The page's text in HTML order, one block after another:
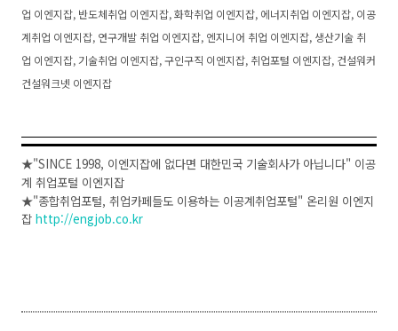
업 이엔지잡, 반도체취업 이엔지잡, 화학취업 이엔지잡, 에너지취업 이엔지잡, 이공
계취업 이엔지잡, 연구개발 취업 이엔지잡, 엔지니어 취업 이엔지잡, 생산기술 취
업 이엔지잡, 기술취업 이엔지잡, 구인구직 이엔지잡, 취업포털 이엔지잡, 건설워커
건설워크넷 이엔지잡
★"SINCE 1998, 이엔지잡에 없다면 대한민국 기술회사가 아닙니다" 이공
계 취업포털 이엔지잡
★"종합취업포털, 취업카페들도 이용하는 이공계취업포털" 온리원 이엔지
잡 http://engjob.co.kr